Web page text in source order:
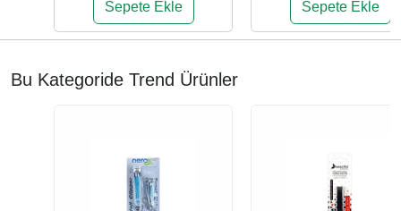
Sepete Ekle Sepete Ekle
Bu Kategoride Trend Ürünler